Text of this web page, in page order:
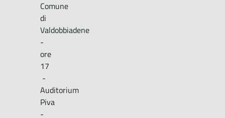
Comune
di
Valdobbiadene
-
ore
17
-
Auditorium
Piva
-